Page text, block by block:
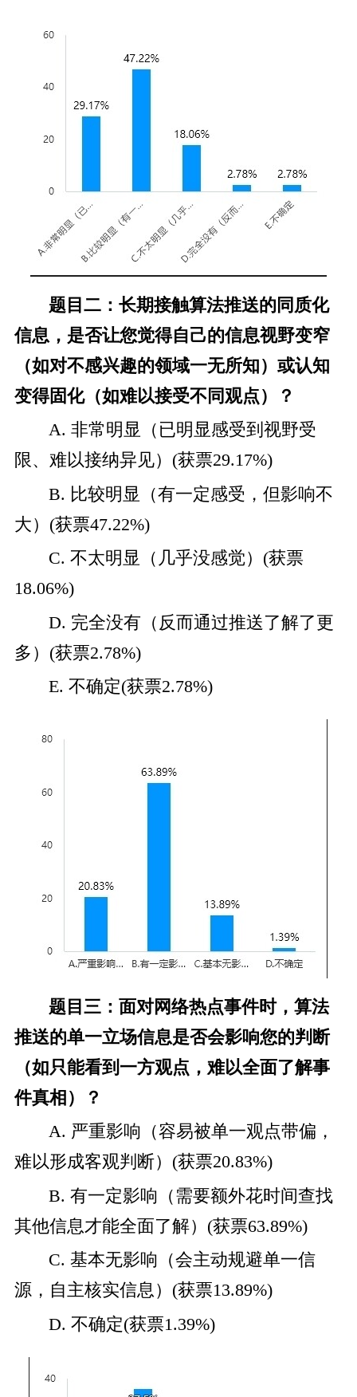
题目二：长期接触算法推送的同质化
信息，是否让您觉得自己的信息视野变窄
（如对不感兴趣的领域一无所知）或认知
变得固化（如难以接受不同观点）？
A. 非常明显（已明显感受到视野受
限、难以接纳异见）(获票29.17%)
B. 比较明显（有一定感受，但影响不
大）(获票47.22%)
C. 不太明显（几乎没感觉）(获票
18.06%)
D. 完全没有（反而通过推送了解了更
多）(获票2.78%)
E. 不确定(获票2.78%)
题目三：面对网络热点事件时，算法
推送的单一立场信息是否会影响您的判断
（如只能看到一方观点，难以全面了解事
件真相）？
A. 严重影响（容易被单一观点带偏，
难以形成客观判断）(获票20.83%)
B. 有一定影响（需要额外花时间查找
其他信息才能全面了解）(获票63.89%)
C. 基本无影响（会主动规避单一信
源，自主核实信息）(获票13.89%)
D. 不确定(获票1.39%)